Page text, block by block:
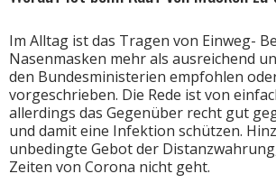
Im Alltag ist das Tragen von Einweg-
Nasenmasken mehr als ausreichend
den Bundesministerien empfohlen
vorgeschrieben. Die Rede ist von
allerdings das Gegenüber recht gut
und damit eine Infektion schützen.
unbedingte Gebot der
Zeiten von Corona nicht geht.